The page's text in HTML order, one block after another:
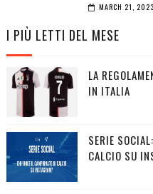
MARCH 21, 2023
I PIÙ LETTI DEL MESE
LA
IN ITALIA
SERIE
CALCIO SU